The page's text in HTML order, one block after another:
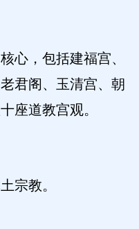
心，包括建福宫、
君阁、玉清宫、朝
座道教宫观。
宗教。